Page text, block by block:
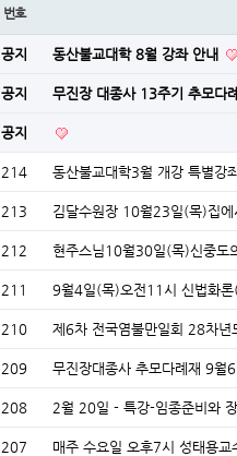
번호
공지 동산불교대학 8월 강좌 안내
공지 무진장 대종사 13주기 추모
공지
214 동산불교대학3월 개강 특별강
213 김달수원장 10월23일(목)집
212 현주스님10월30일(목)신중도
211 9월4일(목)오전11시 신법화
210 제6차 전국염불만일회 28차
209 무진장대종사 추모다례재 9
208 2월 20일 - 특강-임종준비와
207 매주 수요일 오후7시 성태용